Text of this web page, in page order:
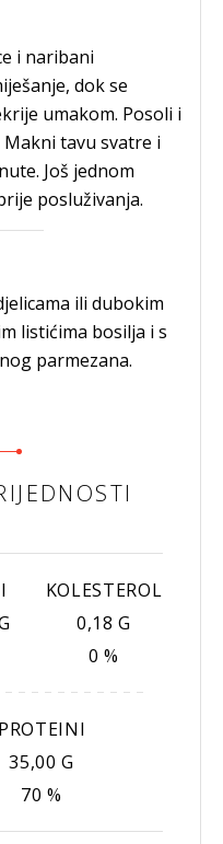
i naribani
dok se
umakom. Posoli i
tavu svatre i
Još jednom
posluživanja.
ili dubokim
listićima bosilja i s
parmezana.
KOLESTEROL
0,18 G
0 %
PROTEINI
35,00 G
70 %